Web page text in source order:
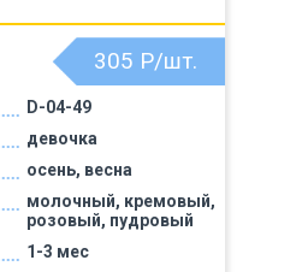
D-04-49
девочка
осень, весна
молочный, кремовый,
розовый, пудровый
1-3 мес
305 Р/шт.